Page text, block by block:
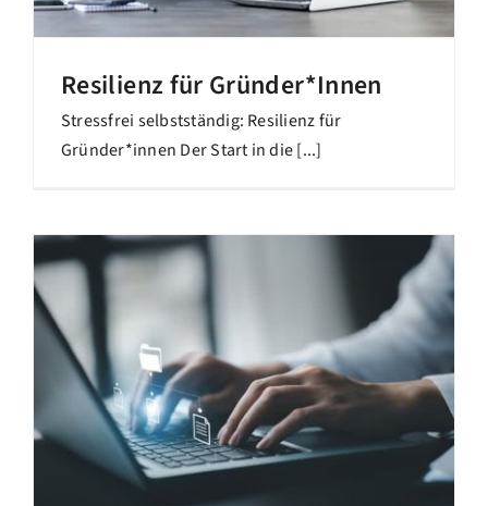
Resilienz für Gründer*Innen
Stressfrei selbstständig: Resilienz für
Gründer*innen Der Start in die [...]